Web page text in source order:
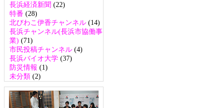
長浜経済新聞 (22)
特番 (28)
北びわこ伊香チャンネル (14)
長浜チャンネル(長浜市協働事
業) (71)
市民投稿チャンネル (4)
長浜バイオ大学 (37)
防災情報 (1)
未分類 (2)